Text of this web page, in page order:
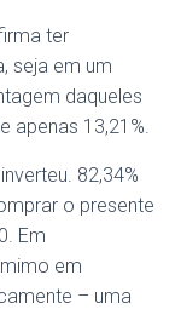
ter
seja em um
daqueles
apenas 13,21%.
82,34%
o presente
Em
em
– uma